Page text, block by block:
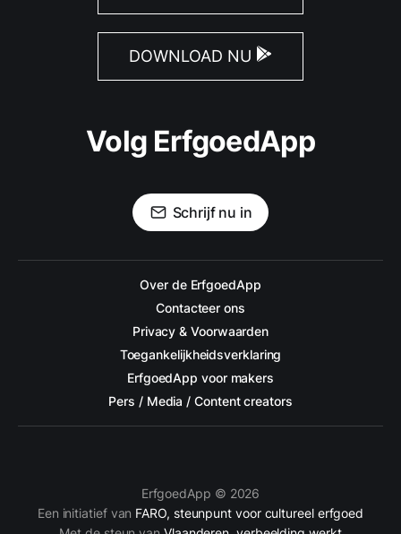
DOWNLOAD NU
Volg ErfgoedApp
Schrijf nu in
Over de ErfgoedApp
Contacteer ons
Privacy & Voorwaarden
Toegankelijkheidsverklaring
ErfgoedApp voor makers
Pers / Media / Content creators
ErfgoedApp © 2026
Een initiatief van FARO, steunpunt voor cultureel erfgoed